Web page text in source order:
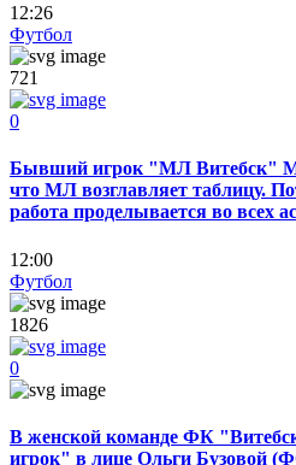
12:26
Футбол
721
0
Бывший игрок "МЛ Витебск"
что МЛ возглавляет таблицу.
работа проделывается во всех
12:00
Футбол
1826
0
В женской команде ФК
игрок" в лице Ольги Бузовой